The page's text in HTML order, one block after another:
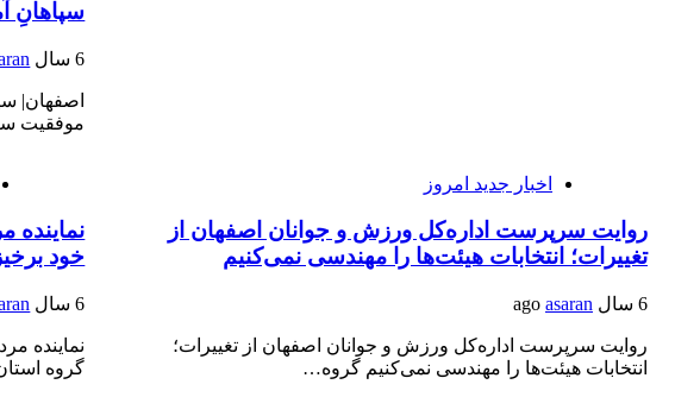
سپاهانِ
6 سال ago
اصفهان|
موفقیت
اخبار جدید امروز
روایت سرپرست اداره‌کل ورزش و جوانان اصفهان از
تغییرات؛ انتخابات هیئت‌ها را مهندسی نمی‌کنیم
6 سال ago asaran
روایت سرپرست اداره‌کل ورزش و جوانان اصفهان از تغییرات؛
انتخابات هیئت‌ها را مهندسی نمی‌کنیم گروه…
نماینده
خود
6 سال ago
نماینده
گروه